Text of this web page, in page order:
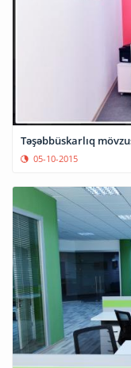
Təşəbbüskarlıq
05-10-2015